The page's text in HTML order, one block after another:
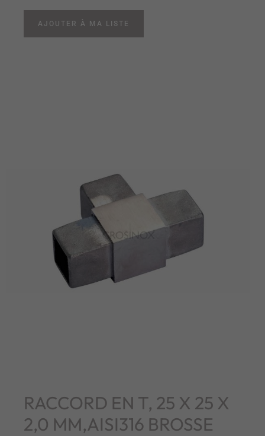
AJOUTER À MA LISTE
RACCORD EN T, 25 X 25 X
2,0 MM,AISI316 BROSSE